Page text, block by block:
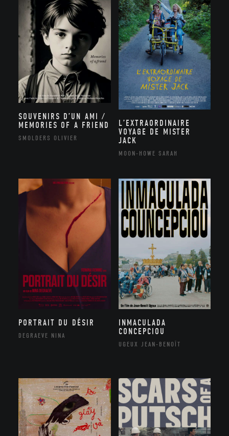
SOUVENIRS D’UN AMI /
MEMORIES OF A FRIEND
SMOLDERS OLIVIER
L’EXTRAORDINAIRE
VOYAGE DE MISTER
JACK
MOON-HOWE SARAH
PORTRAIT DU DÉSIR
DEGRAEVE NINA
INMACULADA
CONCEPCIOU
UGEUX JEAN-BENOÎT